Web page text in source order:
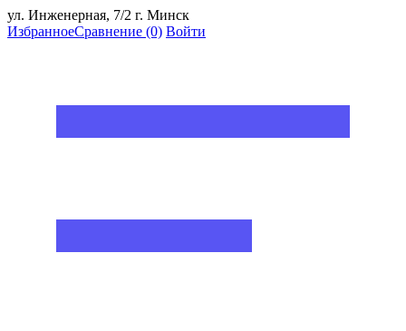
ул. Инженерная, 7/2 г. Минск
ИзбранноеСравнение (0) Войти